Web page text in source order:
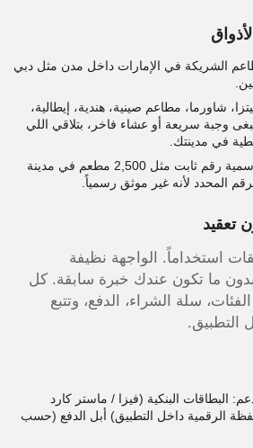
الشريكة في الإمارات داخل مدن مثل دبي
شاورما، مطاعم صينية، هندية، إيطالية،
وجبة سريعة أو عشاء فاخر، بتلاقي اللي
في مدينتك.
لا يوجد في الصفحة الرسمية رقم ثابت مثل 2,500 مطعم في مدينة
المحدد لأنه غير موثق رسمياً.
تعقيد
استخداماً. الواجهة نظيفة
ما تكون عندك خبرة سابقة. كل
سلة الشراء، الدفع، وتتبع
التطبيق.
البطاقات البنكية (فيزا / ماستر كارد
الرقمية داخل التطبيق) أبل الدفع (حسب